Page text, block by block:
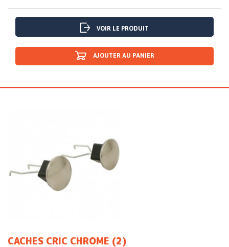
VOIR LE PRODUIT
AJOUTER AU PANIER
CACHES CRIC CHROME (2)